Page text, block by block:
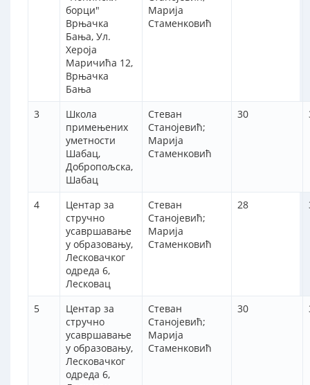
борци"
Врњачка
Бања, Ул.
Хероја
Маричића 12,
Врњачка
Бања
Марија
Стаменковић
3
Школа
примењених
уметности
Шабац,
Добропољска,
Шабац
Стеван
Станојевић;
Марија
Стаменковић
30
4
Центар за
стручно
усавршавање
у образовању,
Лесковачког
одреда 6,
Лесковац
Стеван
Станојевић;
Марија
Стаменковић
28
5
Центар за
стручно
усавршавање
у образовању,
Лесковачког
одреда 6,
Стеван
Станојевић;
Марија
Стаменковић
30